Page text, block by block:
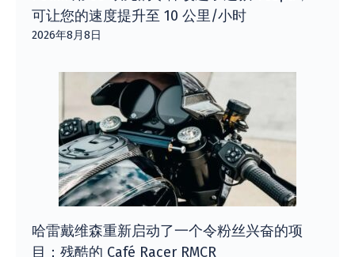
可让您的速度提升至 10 公里/小时
2026年8月8日
哈雷戴维森重新启动了一个令粉丝兴奋的项
目：残酷的 Café Racer RMCR